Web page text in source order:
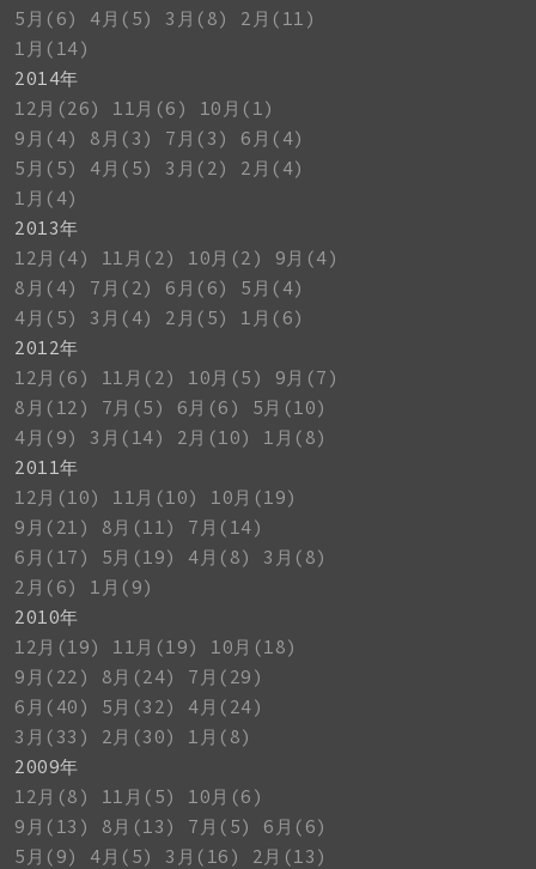
5月(6)
4月(5) 3月(8)
2月(11)
1月(14)
2014年
12月(26)
11月(6)
10月(1)
9月(4)
8月(3) 7月(3)
6月(4)
5月(5)
4月(5) 3月(2)
2月(4)
1月(4)
2013年
12月(4)
11月(2) 10月(2)
9月(4)
8月(4)
7月(2) 6月(6)
5月(4)
4月(5)
3月(4) 2月(5)
1月(6)
2012年
12月(6)
11月(2) 10月(5)
9月(7)
8月(12)
7月(5) 6月(6)
5月(10)
4月(9)
3月(14) 2月(10)
1月(8)
2011年
12月(10)
11月(10)
10月(19)
9月(21)
8月(11)
7月(14)
6月(17)
5月(19) 4月(8)
3月(8)
2月(6)
1月(9)
2010年
12月(19)
11月(19)
10月(18)
9月(22)
8月(24)
7月(29)
6月(40)
5月(32)
4月(24)
3月(33)
2月(30)
1月(8)
2009年
12月(8)
11月(5)
10月(6)
9月(13)
8月(13) 7月(5)
6月(6)
5月(9)
4月(5) 3月(16)
2月(13)